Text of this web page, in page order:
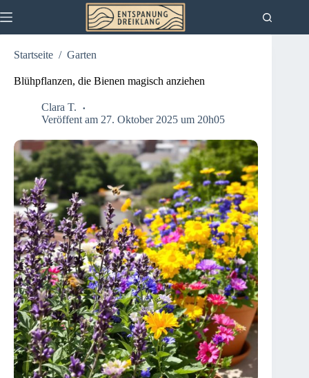
Inhalt
Startseite / Garten
Blühpflanzen, die Bienen magisch anziehen
Clara T.
Veröffent am 27. Oktober 2025 um 20h05